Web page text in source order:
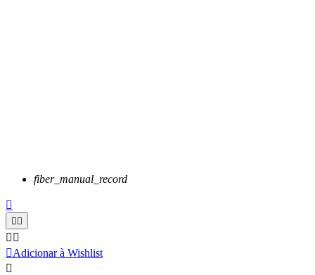
fiber_manual_record

 
 
Adicionar à Wishlist
